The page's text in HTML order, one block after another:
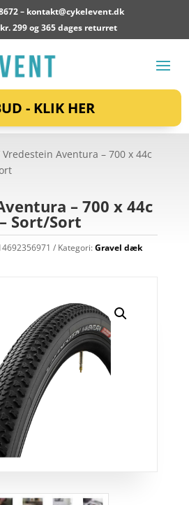
– kontakt@cykelevent.dk
299 og 365 dages returret
- KLIK HER
Aventura – 700 x 44c
– 700 x 44c
Sort/Sort
Kategori:Gravel dæk